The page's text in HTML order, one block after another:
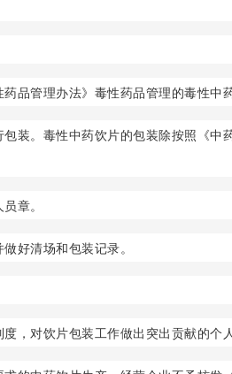
品管理办法》毒性药品管理的毒性中
装。毒性中药饮片的包装除按照《中
章。
好清场和包装记录。
，对饮片包装工作做出突出贡献的个